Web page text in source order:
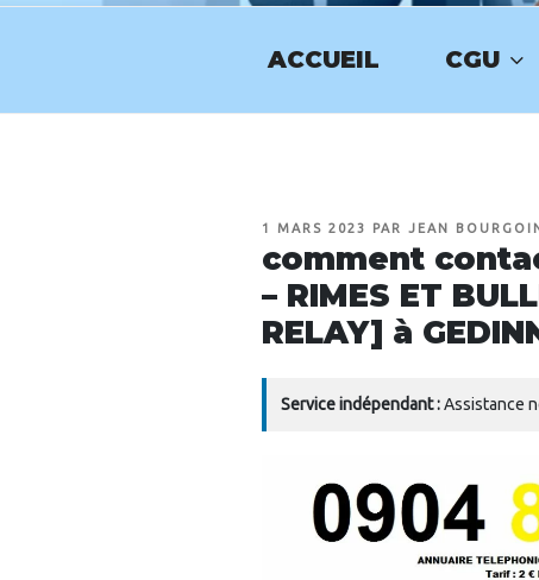
Aller
NUMERO-
ACCUEIL CGU
PUBLIÉ
1 MARS 2023 PAR JEAN
comment
– RIMES ET
RELAY] à
Service indépendant :Assistance